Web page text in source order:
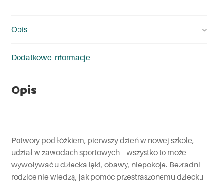
Opis
Dodatkowe informacje
Opis
Potwory pod łóżkiem, pierwszy dzień w nowej szkole,
udział w zawodach sportowych – wszystko to może
wywoływać u dziecka lęki, obawy, niepokoje. Bezradni
rodzice nie wiedzą, jak pomóc przestraszonemu dziecku